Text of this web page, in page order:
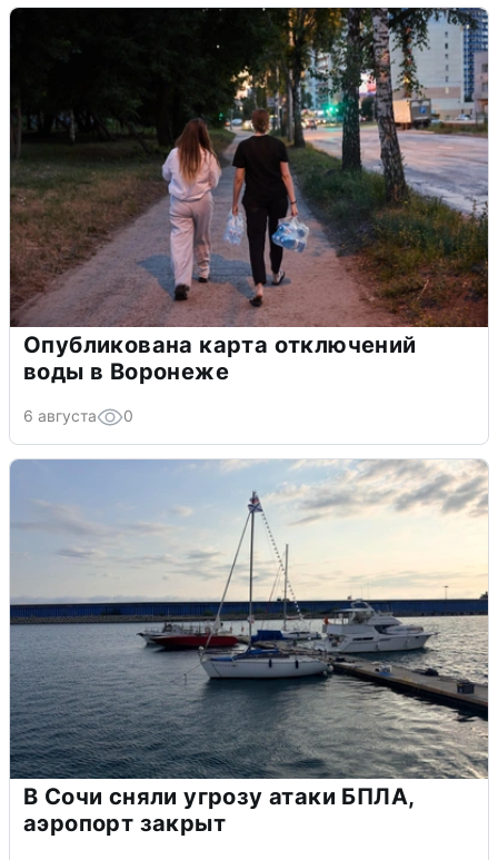
Опубликована карта отключений
воды в Воронеже
6 августа 0
В Сочи сняли угрозу атаки БПЛА,
аэропорт закрыт